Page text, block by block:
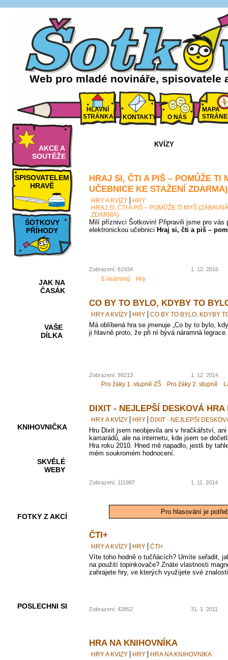
Web pro mladé novináře, spisovatele
HLAVNÍ
STRÁNKA
KONTAKTY O NÁS
MAPA
AKCE A
SOUTĚŽE
SPISOVATELEM
HRAVĚ
ŠOTKOVY
PŘÍHODY
JAK NA
ČASÁK
VAŠE
DÍLKA
KNIHOVNIČKA
SKVĚLÉ
WEBY
FOTKY Z AKCÍ
POSLECHNI SI
KVÍZY
HRAJ SI, ČTI A PIŠ – POMŮŽE TI
UČEBNICE KE STAŽENÍ ZDARMA)
HRY A KVÍZY
HRY
HRAJ SI, ČTI A PIŠ – POMŮŽE TI MYŠ
ZDARMA)
Milí příznivci Šotkovin! Připravili jsme pro vás
elektronickou učebnici Hraj si, čti a piš –
Zobrazení: 61934 1. 12. 2016
E-learning Hry
CO BY TO BYLO, KDYBY TO
HRY A KVÍZY HRY CO BY TO BYLO, KDYBY
Má oblíbená hra se jmenuje „Co by to bylo,
ji hlavně proto, že při ní bývá náramná legrace.
Zobrazení: 99213 1. 12. 2014
Pro žáky 1. stupně ZŠ Pro žáky 2. stupně
DIXIT - NEJLEPŠÍ DESKOVÁ HRA
HRY A KVÍZY HRY DIXIT - NEJLEPŠÍ
Hru Dixit jsem neobjevila ani v hračkářství,
kamarádů, ale na internetu, kde jsem se
Hra roku 2010. Hned mě napadlo, jestli by
mém soukromém hodnocení.
Zobrazení: 111987 1. 11. 2014
Pro hlasování je
ČTI+
HRY A KVÍZY HRY ČTI+
Víte toho hodně o tučňácích? Umíte seřadit,
na použití topinkovače? Znáte vlastnosti
zahrajete hry, ve kterých využijete své
Zobrazení: 42852 31. 1. 2011
HRA NA KNIHOVNÍKA
HRY A KVÍZY HRY HRA NA KNIHOVNÍKA